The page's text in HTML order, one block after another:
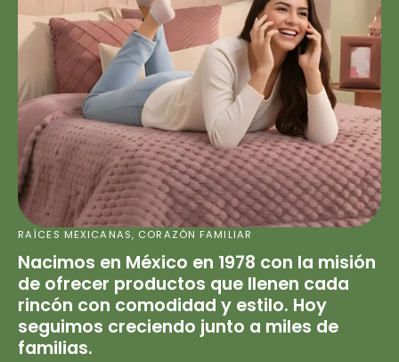
RAÍCES MEXICANAS, CORAZÓN FAMILIAR
Nacimos en México en 1978 con la misión
de ofrecer productos que llenen cada
rincón con comodidad y estilo. Hoy
seguimos creciendo junto a miles de
familias.